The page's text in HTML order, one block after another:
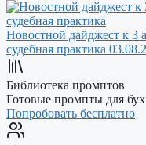
Новостной дайджест к 3
судебная практика
Библиотека промптов
Готовые промпты для
Попробовать бесплатно